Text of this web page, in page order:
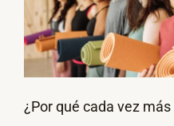
¿Por qué cada vez